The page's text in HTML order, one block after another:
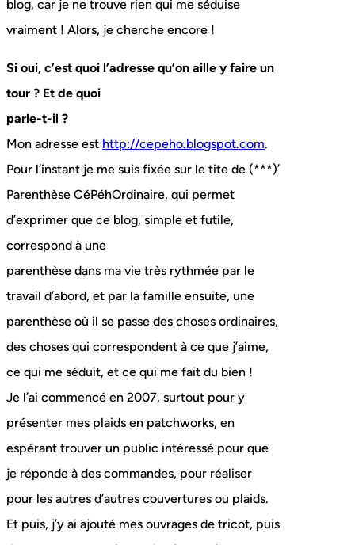
blog, car je ne trouve rien qui me séduise
vraiment ! Alors, je cherche encore !
Si oui, c’est quoi l’adresse qu’on aille y faire un
tour ? Et de quoi
parle-t-il ?
Mon adresse est http://cepeho.blogspot.com.
Pour l’instant je me suis fixée sur le tite de (***)’
Parenthèse CéPéhOrdinaire, qui permet
d’exprimer que ce blog, simple et futile,
correspond à une
parenthèse dans ma vie très rythmée par le
travail d’abord, et par la famille ensuite, une
parenthèse où il se passe des choses ordinaires,
des choses qui correspondent à ce que j’aime,
ce qui me séduit, et ce qui me fait du bien !
Je l’ai commencé en 2007, surtout pour y
présenter mes plaids en patchworks, en
espérant trouver un public intéressé pour que
je réponde à des commandes, pour réaliser
pour les autres d’autres couvertures ou plaids.
Et puis, j’y ai ajouté mes ouvrages de tricot, puis